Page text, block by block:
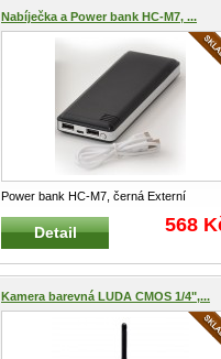
Nabíječka a Power bank HC-M7, ...
Power bank HC-M7, černá Externí
napájecí zdroj se 2 výstupy USB 5V ...
Detail 568
Kamera barevná LUDA CMOS 1/4",...